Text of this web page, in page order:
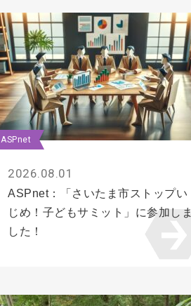
ASPnet
2026.08.01
ASPnet：「さいたま市ストップい
じめ！子どもサミット」に参加しま
した！